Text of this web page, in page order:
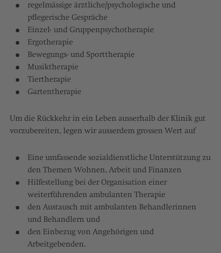
regelmässige ärztliche/psychologische und
pflegerische Gespräche
Einzel- und Gruppenpsychotherapie
Ergotherapie
Bewegungs- und Sporttherapie
Musiktherapie
Tiertherapie
Gartentherapie
Um die Rückkehr in ein Leben ausserhalb der Klinik gut
vorzubereiten, legen wir ausserdem grossen Wert auf
Eine umfassende sozialdienstliche Unterstützung zu
den Themen Wohnen, Arbeit und Finanzen
Hilfestellung bei der Organisation einer
weiterführenden ambulanten Therapie
den Austausch mit ambulanten Behandlerinnen
und Behandlern und
den Einbezug von Angehörigen und
Arbeitgebenden.